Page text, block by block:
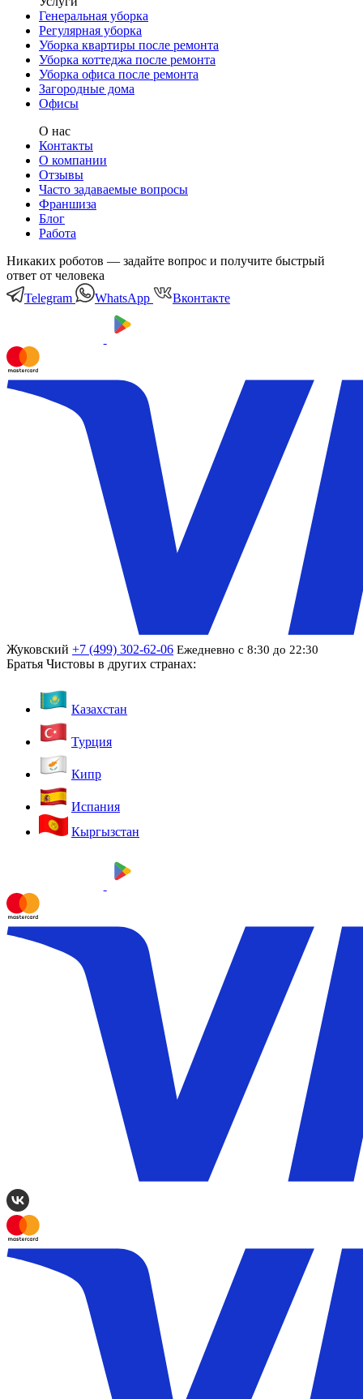
Генеральная уборка
Регулярная уборка
Уборка квартиры после ремонта
Уборка коттеджа после ремонта
Уборка офиса после ремонта
Загородные дома
Офисы
О нас
Контакты
О компании
Отзывы
Часто задаваемые вопросы
Франшиза
Блог
Работа
Никаких роботов — задайте вопрос и получите быстрый
ответ от человека
Telegram
WhatsApp Вконтакте
Жуковский +7 (499) 302-62-06 Ежедневно с 8:30 до 22:30
Братья Чистовы в других странах:
Казахстан
Турция
Кипр
Испания
Кыргызстан